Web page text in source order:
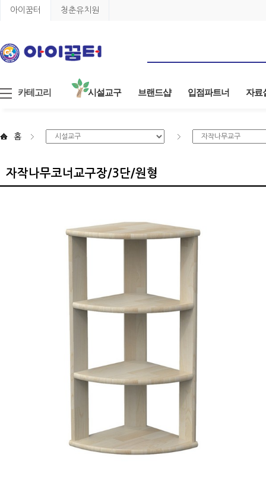
아이꿈터 청춘유치원
카테고리 시설교구 브랜드샵 입점파트너 자료
홈
자작나무코너교구장/3단/원형